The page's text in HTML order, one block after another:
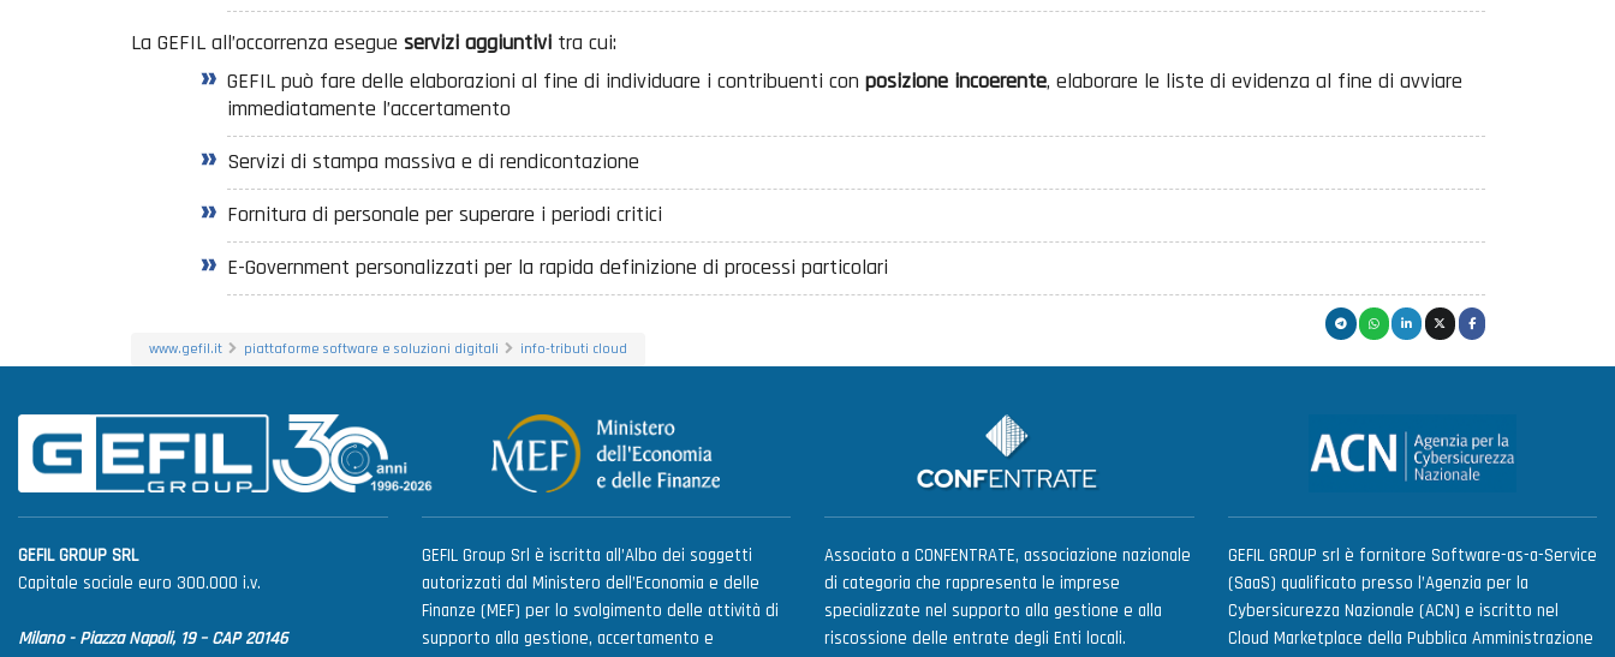
La GEFIL all’occorrenza esegue servizi aggiuntivitra cui:
GEFIL può fare delle elaborazioni al fine di individuare i contribuenti con posizione incoerente, elaborare le liste di evidenza al fine di avviare
immediatamente l’accertamento
Servizi di stampa massiva e di rendicontazione
Fornitura di personale per superare i periodi critici
E-Government personalizzati per la rapida definizione di processi particolari
www.gefil.it piattaforme software e soluzioni digitali info-tributi cloud
GEFIL GROUP SRL
Capitale sociale euro 300.000 i.v.
Milano - Piazza Napoli, 19 – CAP 20146
GEFIL Group Srl è iscritta all’Albo dei soggetti
autorizzati dal Ministero dell’Economia e delle
Finanze (MEF) per lo svolgimento delle attività di
supporto alla gestione, accertamento e
Associato a CONFENTRATE, associazione nazionale
di categoria che rappresenta le imprese
specializzate nel supporto alla gestione e alla
riscossione delle entrate degli Enti locali.
GEFIL GROUP srl è fornitore Software-as-a-Service
(SaaS) qualificato presso l’Agenzia per la
Cybersicurezza Nazionale (ACN) e iscritto nel
Cloud Marketplace della Pubblica Amministrazione